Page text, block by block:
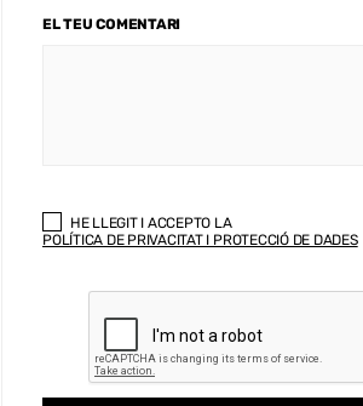
EL TEU COMENTARI
HE LLEGIT I ACCEPTO LA
POLÍTICA DE PRIVACITAT I PROTECCIÓ DE DADES